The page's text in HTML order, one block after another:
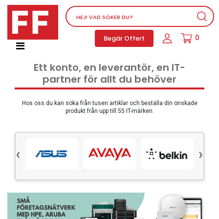
Begär Offert 0
Nätverksutrustning
Service, supportprogram och licenser
Mjukvara
Dator PC-utrustning
Tillbehör
Olika produkter
Kontorsmaterial
Ett konto, en leverantör, en IT-
partner för allt du behöver
Hos oss du kan söka från tusen artiklar och beställa din önskade
produkt från upp till 55 IT-märken.
‹ ›